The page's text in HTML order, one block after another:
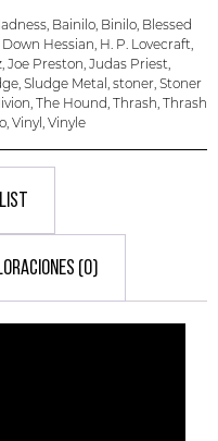
Bainilo Binilo Blessed
Hessian H. P. Lovecraft
Joe Preston Judas Priest
Sludge Metal stoner Stoner
The Hound Thrash Thrash
Vinyl Vinyle
(0)